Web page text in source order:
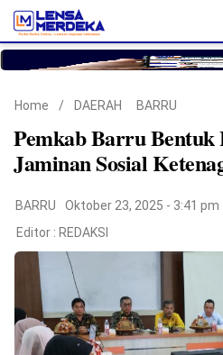
©
Copyright
2026
Home / DAERAH BARRU
Pemkab Barru
Jaminan Sosial
BARRU
Oktober 23, 2025 - 3:41 pm
Editor : REDAKSI